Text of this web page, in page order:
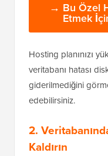
→ Bu Özel
Etmek
Hosting planınızı
veritabanı hatası
giderilmediğini
edebilirsiniz.
2.
Kaldırın